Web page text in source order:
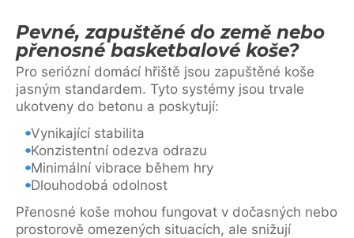
Pevné, zapuštěné do země nebo
přenosné basketbalové koše?
Pro seriózní domácí hřiště jsou zapuštěné koše
jasným standardem. Tyto systémy jsou trvale
ukotveny do betonu a poskytují:
Vynikající stabilita
Konzistentní odezva odrazu
Minimální vibrace během hry
Dlouhodobá odolnost
Přenosné koše mohou fungovat v dočasných nebo
prostorově omezených situacích, ale snižují